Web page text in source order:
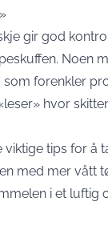
gir god
Noen
forenkler
hvor
tips for å
med mer vått
i et luftig